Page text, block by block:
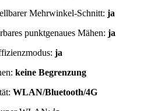
Mehrwinkel-Schnitt: ja
punktgenaues Mähen: ja
ja
keine Begrenzung
WLAN/Bluetooth/4G